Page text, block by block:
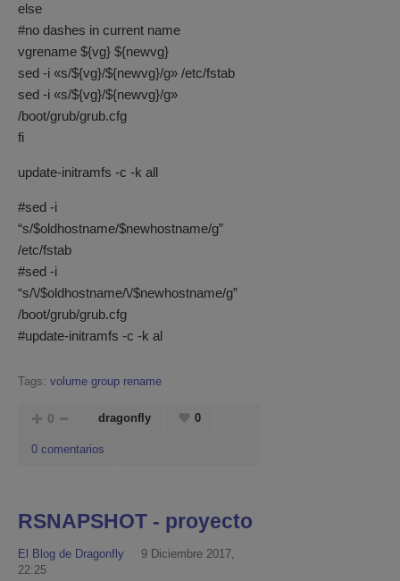
else
#no dashes in current name
vgrename ${vg} ${newvg}
sed -i «s/${vg}/${newvg}/g» /etc/fstab
sed -i «s/${vg}/${newvg}/g»
/boot/grub/grub.cfg
fi
update-initramfs -c -k all
#sed -i
“s/$oldhostname/$newhostname/g”
/etc/fstab
#sed -i
“s/\/$oldhostname/\/$newhostname/g”
/boot/grub/grub.cfg
#update-initramfs -c -k al
Tags: volume group rename
0 dragonfly 0
0 comentarios
RSNAPSHOT - proyecto
El Blog de Dragonfly
9 Diciembre 2017,
22:25